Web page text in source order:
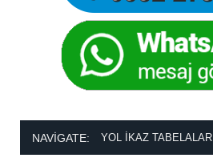
NAVIGATE: YOL IKAZ TABELALARI